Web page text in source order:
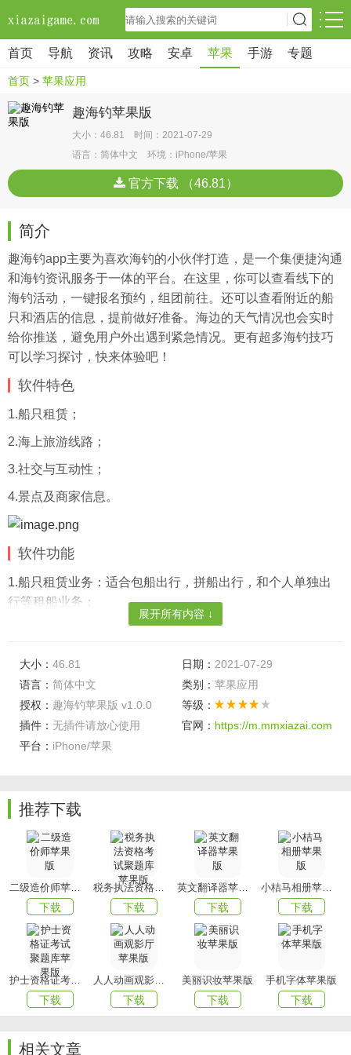
首页 导航 资讯 攻略 安卓 苹果 手游 专题
首页 > 苹果应用
趣海钓苹果版
大小：46.81 时间：2021-07-29
语言：简体中文 环境：iPhone/苹果
官方下载 （46.81）
简介
趣海钓app主要为喜欢海钓的小伙伴打造，是一个集便捷沟通
和海钓资讯服务于一体的平台。在这里，你可以查看线下的
海钓活动，一键报名预约，组团前往。还可以查看附近的船
只和酒店的信息，提前做好准备。海边的天气情况也会实时
给你推送，避免用户外出遇到紧急情况。更有超多海钓技巧
可以学习探讨，快来体验吧！
软件特色
1.船只租赁；
2.海上旅游线路；
3.社交与互动性；
4.景点及商家信息。
软件功能
1.船只租赁业务：适合包船出行，拼船出行，和个人单独出
行等租船业务；
2.海上旅游线路：提供*时尚*优惠的休闲旅游，专业海钓和海
3.景点及商家信息：提供景点、酒店、租船等目的地服务的
4.社交与互动性：支持旅行行程记录;支持的图文所包含信息
的丰富度，包括用户是否可以上传照片、文字，并可以标注
在这里，你可以查看海钓的场地，预约海钓服务。还可以在
线认识喜欢海钓的小伙伴，一起去海钓，非常有趣。在海钓
过程中，有任何趣事，也可以分享到平台上。
喜欢小编为您带来的趣海钓吗？xiazaigame
为您提供最好用
的软件，为您带来最好玩的游戏！
展开所有内容 ↓
大小： 46.81 日期： 2021-07-29
语言： 简体中文 类别： 苹果应用
授权： 趣海钓苹果版 v1.0.0
等级：
插件： 无插件请放心使用 官网： https://m.mmxiazai.com
平台： iPhone/苹果
推荐下载
二级造价师苹果版
下载
税务执法资格考试聚题库苹果版
下载
英文翻译器苹果版
下载
小桔马相册苹果版
下载
护士资格证考试聚题库苹果版
下载
人人动画观影厅苹果版
下载
美丽识妆苹果版
下载
手机字体苹果版
下载
相关文章